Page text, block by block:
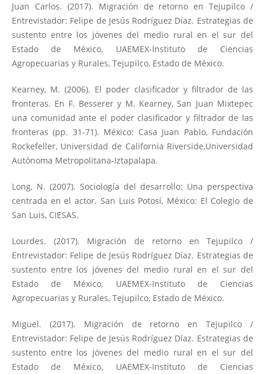
Juan Carlos. (2017). Migración de retorno en Tejupilco /
Entrevistador: Felipe de Jesús Rodríguez Díaz. Estrategias de
sustento entre los jóvenes del medio rural en el sur del
Estado de México, UAEMEX-Instituto de Ciencias
Agropecuarias y Rurales, Tejupilco, Estado de México.
Kearney, M. (2006). El poder clasificador y filtrador de las
fronteras. En F. Besserer y M. Kearney, San Juan Mixtepec
una comunidad ante el poder clasificador y filtrador de las
fronteras (pp. 31-71). México: Casa Juan Pablo, Fundación
Rockefeller, Universidad de California Riverside,Universidad
Autónoma Metropolitana-Iztapalapa.
Long, N. (2007). Sociología del desarrollo: Una perspectiva
centrada en el actor. San Luis Potosí, México: El Colegio de
San Luis, CIESAS.
Lourdes. (2017). Migración de retorno en Tejupilco /
Entrevistador: Felipe de Jesús Rodríguez Díaz. Estrategias de
sustento entre los jóvenes del medio rural en el sur del
Estado de México, UAEMEX-Instituto de Ciencias
Agropecuarias y Rurales, Tejupilco, Estado de México.
Miguel. (2017). Migración de retorno en Tejupilco /
Entrevistador: Felipe de Jesús Rodríguez Díaz. Estrategias de
sustento entre los jóvenes del medio rural en el sur del
Estado de México, UAEMEX-Instituto de Ciencias